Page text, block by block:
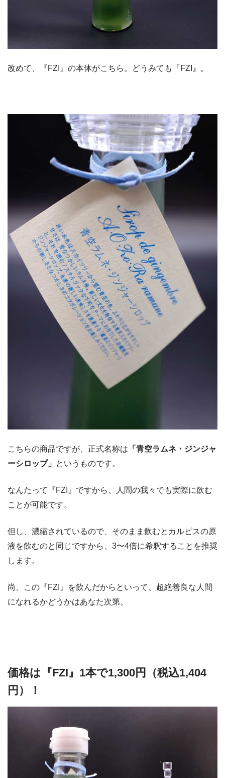
改めて、『FZI』の本体がこちら。どうみても『FZI』。
こちらの商品ですが、正式名称は 「青空ラムネ・ジンジャ
ーシロップ」 というものです。
なんたって『FZI』ですから、人間の我々でも実際に飲む
ことが可能です。
但し、濃縮されているので、そのまま飲むとカルピスの原
液を飲むのと同じですから、3〜4倍に希釈することを推奨
します。
尚、この『FZI』を飲んだからといって、超絶善良な人間
になれるかどうかはあなた次第。
価格は『FZI』1本で1,300円（税込1,404
円）！